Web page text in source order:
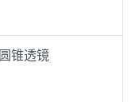
锥透镜